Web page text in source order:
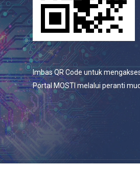
Imbas QR Code untuk
Portal MOSTI melalui peranti